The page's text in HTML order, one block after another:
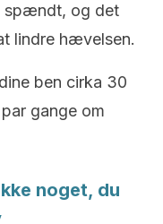
spændt, og det
lindre hævelsen.
ben cirka 30
gange om
noget, du